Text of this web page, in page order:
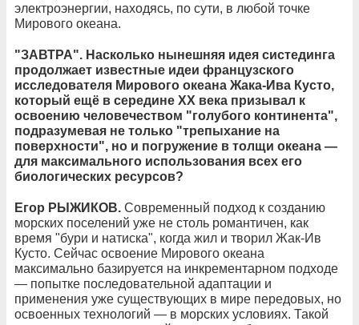
электроэнергии, находясь, по сути, в любой точке
Мирового океана.
"ЗАВТРА". Насколько нынешняя идея систединга
продолжает известные идеи французского
исследователя Мирового океана Жака-Ива Кусто,
который ещё в середине ХХ века призывал к
освоению человечеством "голубого континента",
подразумевая не только "трепыхание на
поверхности", но и погружение в толщи океана —
для максимального использования всех его
биологических ресурсов?
Егор РЫЖИКОВ. Современный подход к созданию
морских поселений уже не столь романтичен, как
время "бури и натиска", когда жил и творил Жак-Ив
Кусто. Сейчас освоение Мирового океана
максимально базируется на инкрементарном подходе
— попытке последовательной адаптации и
применения уже существующих в мире передовых, но
освоенных технологий — в морских условиях. Такой